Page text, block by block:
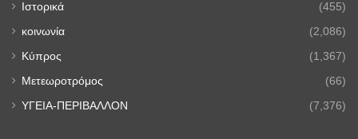
Ιστορικά (455)
κοινωνία (2,086)
Κύπρος (1,367)
Μετεωροτρόμος (66)
ΥΓΕΙΑ-ΠΕΡΙΒΑΛΛΟΝ (7,376)